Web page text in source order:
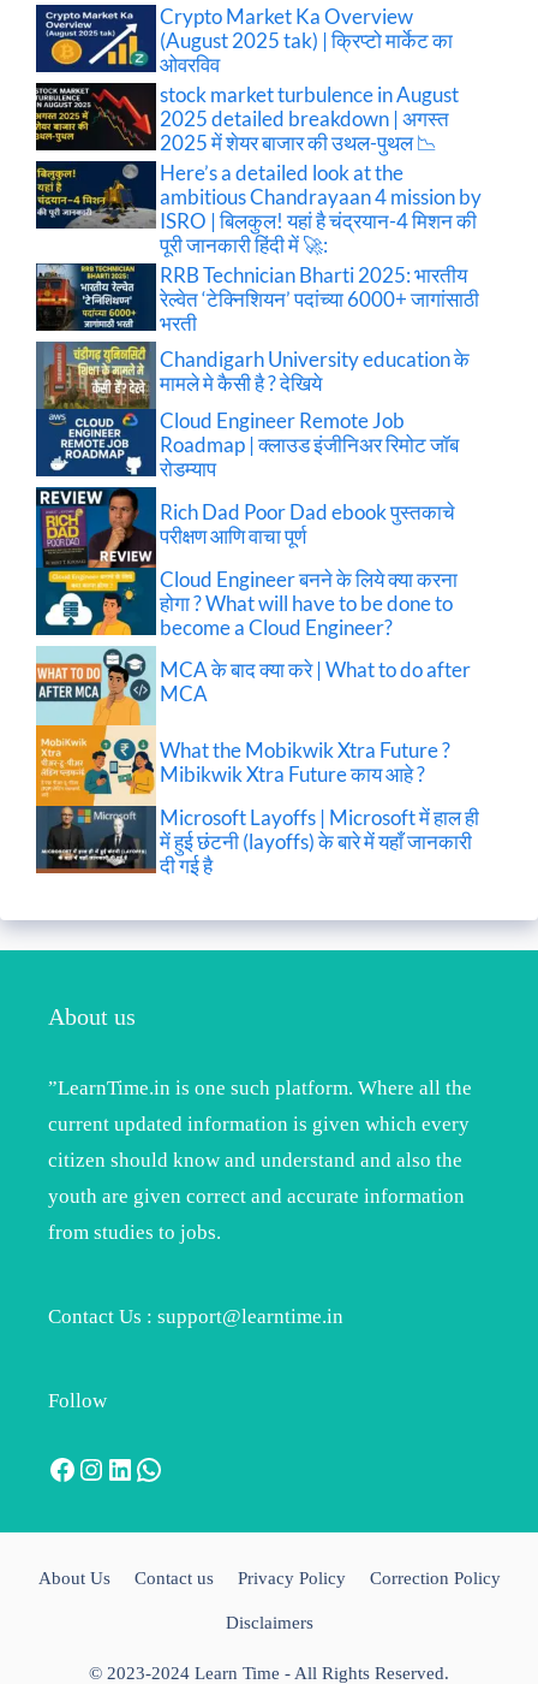
Crypto Market Ka Overview
(August 2025 tak) | क्रिप्टो मार्केट का
ओवरविव
stock market turbulence in August
2025 detailed breakdown | अगस्त
2025 में शेयर बाजार की उथल-पुथल 📉
Here’s a detailed look at the
ambitious Chandrayaan 4 mission by
ISRO | बिलकुल! यहां है चंद्रयान-4 मिशन की
पूरी जानकारी हिंदी में 🚀:
RRB Technician Bharti 2025: भारतीय
रेल्वेत ‘टेक्निशियन’ पदांच्या 6000+ जागांसाठी
भरती
Chandigarh University education के
मामले मे कैसी है ? देखिये
Cloud Engineer Remote Job
Roadmap | क्लाउड इंजीनिअर रिमोट जॉब
रोडम्याप
Rich Dad Poor Dad ebook पुस्तकाचे
परीक्षण आणि वाचा पूर्ण
Cloud Engineer बनने के लिये क्या करना
होगा ? What will have to be done to
become a Cloud Engineer?
MCA के बाद क्या करे | What to do after
MCA
What the Mobikwik Xtra Future ?
Mibikwik Xtra Future काय आहे ?
Microsoft Layoffs | Microsoft में हाल ही
में हुई छंटनी (layoffs) के बारे में यहाँ जानकारी
दी गई है
About us
”LearnTime.in is one such platform. Where all the
current updated information is given which every
citizen should know and understand and also the
youth are given correct and accurate information
from studies to jobs.
Contact Us : support@learntime.in
Follow
Facebook
Instagram
LinkedIn
WhatsApp
About Us Contact us Privacy Policy Correction Policy
Disclaimers
© 2023-2024 Learn Time - All Rights Reserved.